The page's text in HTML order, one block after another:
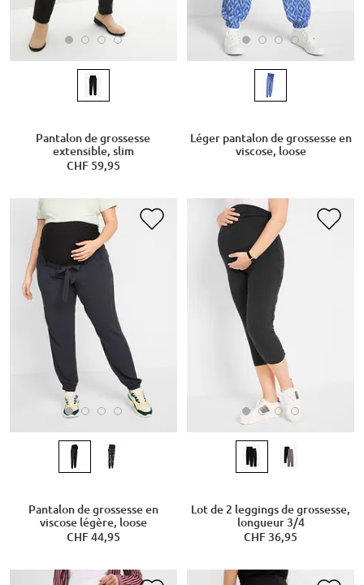
Pantalon de grossesse
extensible, slim
CHF 59,95
Léger pantalon de grossesse en
viscose, loose
Pantalon de grossesse en
viscose légère, loose
CHF 44,95
Lot de 2 leggings de grossesse,
longueur 3/4
CHF 36,95